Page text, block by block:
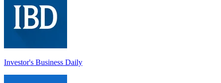
Investor's Business Daily